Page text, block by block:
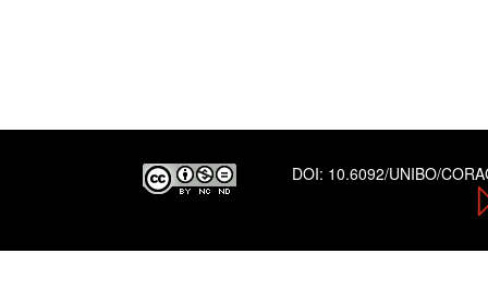
DOI: 10.6092/UNIBO/